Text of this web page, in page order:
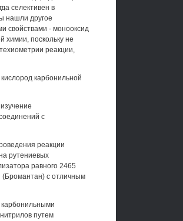
селективен в
нашли другое
свойствами - монооксид
химии, поскольку не
реакции,
карбонильной
с
реакции
рутениевых
равного 2465
(Бромантан) с отличным
карбонильными
путем